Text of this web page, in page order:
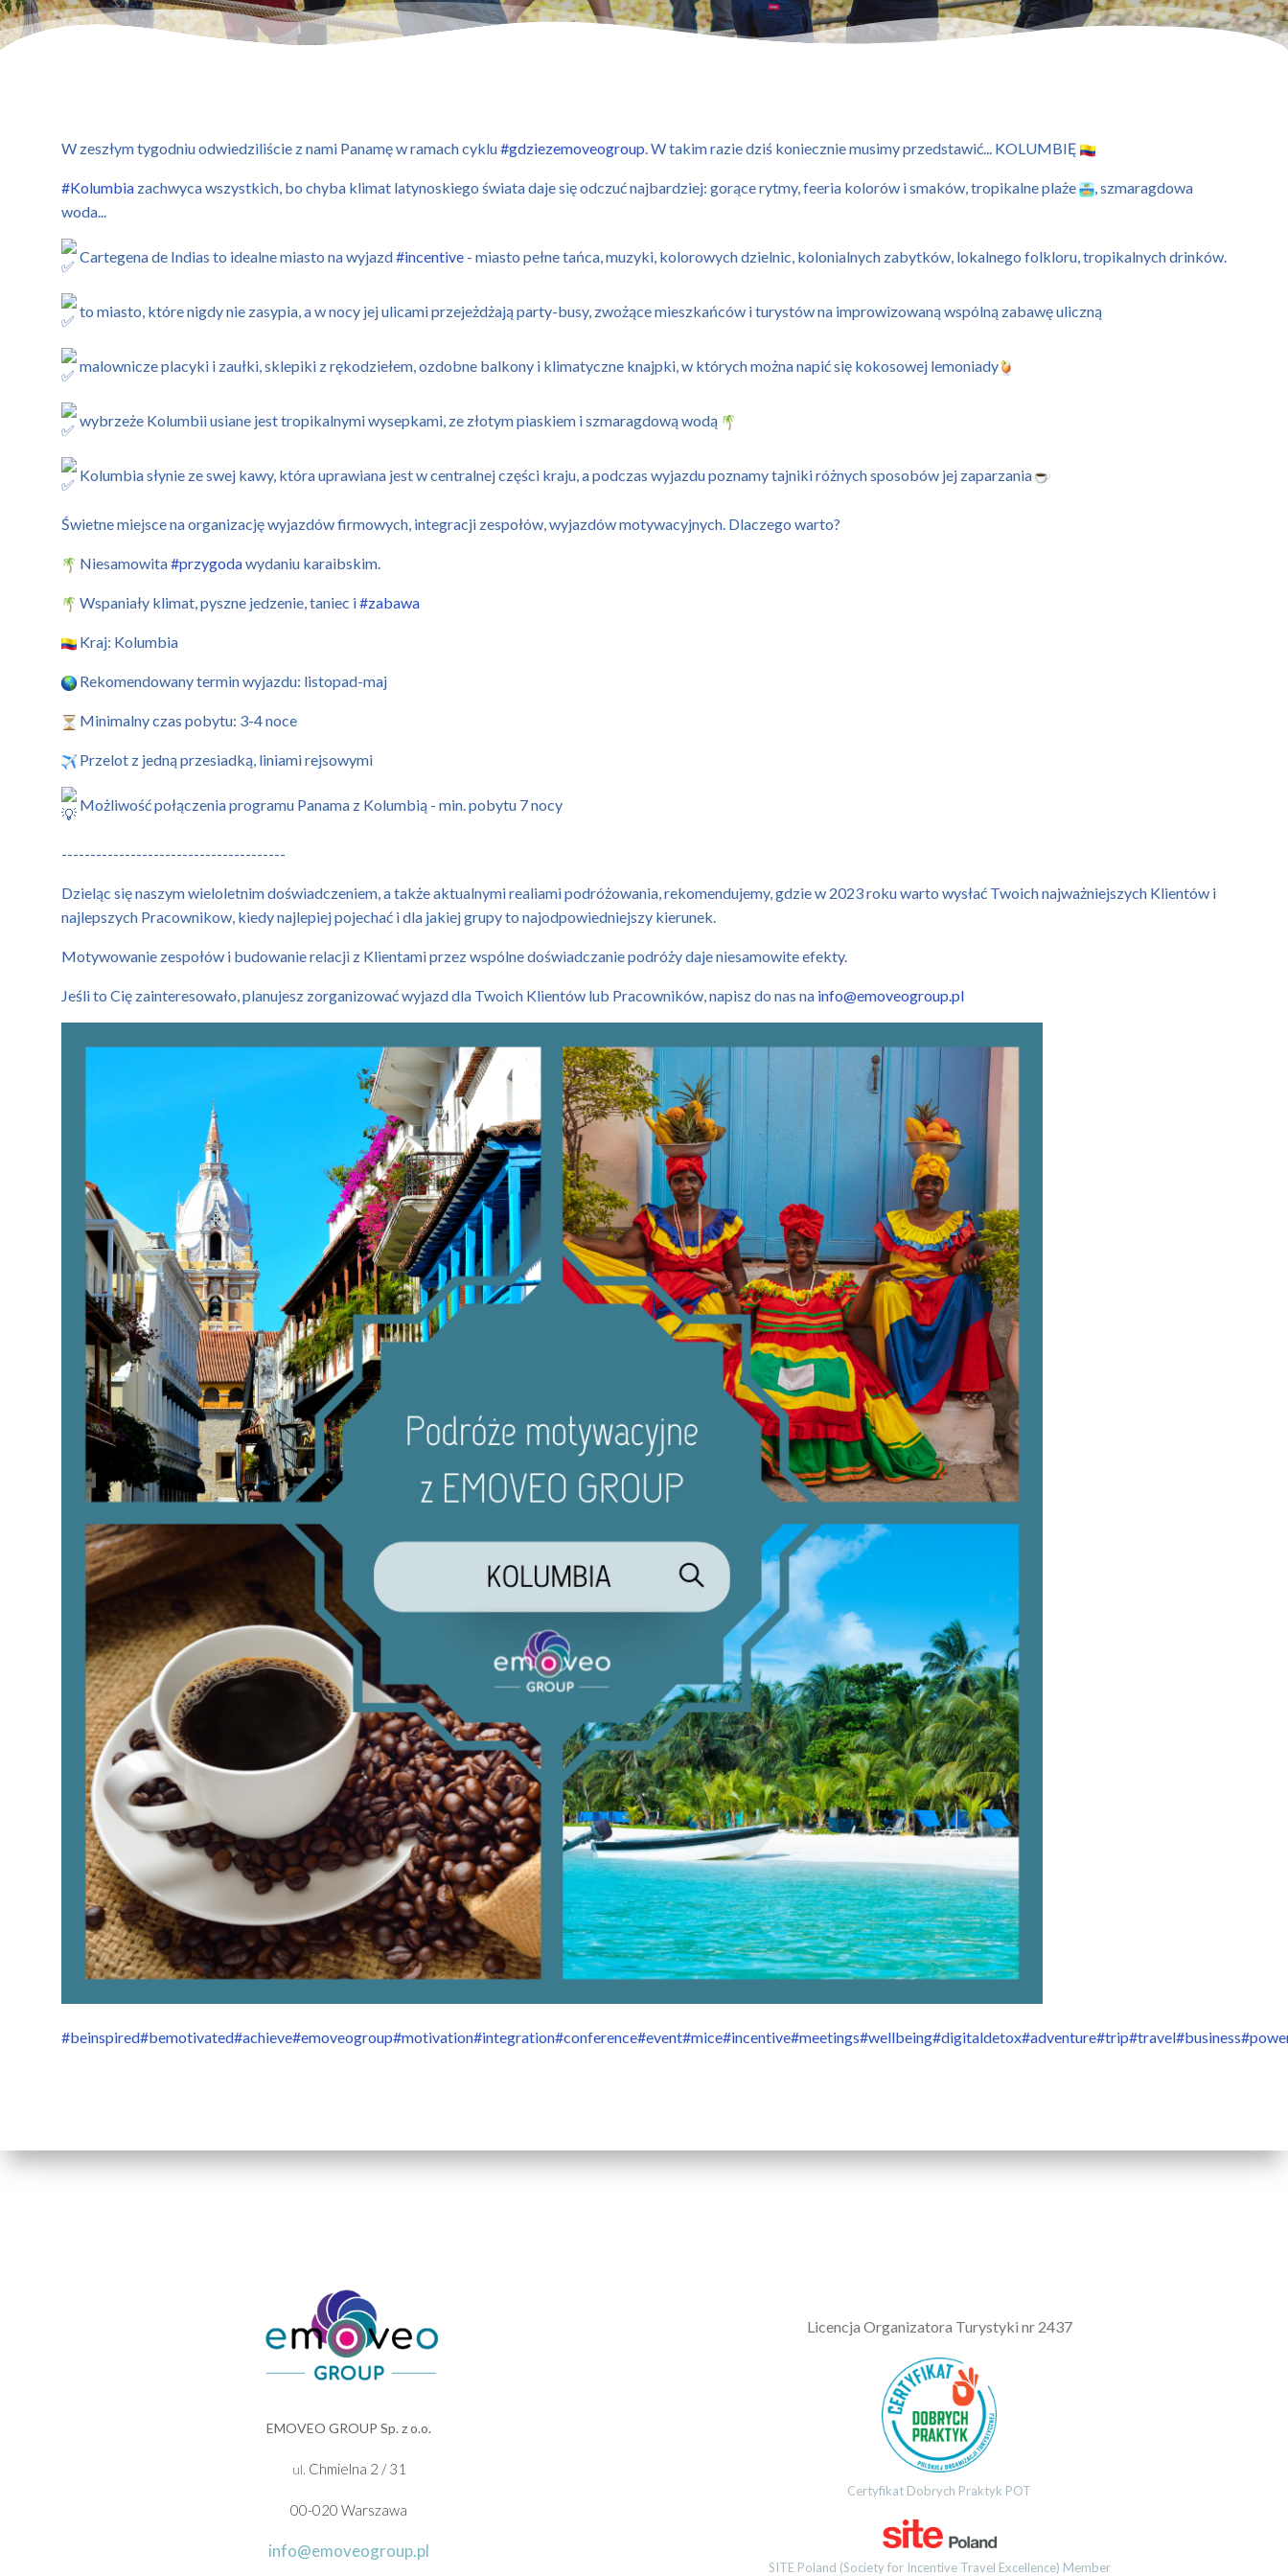
W zeszłym tygodniu odwiedziliście z nami Panamę w ramach cyklu#gdziezemoveogroup. W takim razie dziś koniecznie musimy przedstawić... KOLUMBIĘ
#Kolumbia zachwyca wszystkich, bo chyba klimat latynoskiego świata daje się odczuć najbardziej: gorące rytmy, feeria kolorów i smaków, tropikalne plaże
, szmaragdowa
woda...
Cartegena de Indias to idealne miasto na wyjazd#incentive - miasto pełne tańca, muzyki, kolorowych dzielnic, kolonialnych zabytków, lokalnego folkloru, tropikalnych drinków.
to miasto, które nigdy nie zasypia, a w nocy jej ulicami przejeżdżają party-busy, zwożące mieszkańców i turystów na improwizowaną wspólną zabawę uliczną
malownicze placyki i zaułki, sklepiki z rękodziełem, ozdobne balkony i klimatyczne knajpki, w których można napić się kokosowej lemoniady
wybrzeże Kolumbii usiane jest tropikalnymi wysepkami, ze złotym piaskiem i szmaragdową wodą
Kolumbia słynie ze swej kawy, która uprawiana jest w centralnej części kraju, a podczas wyjazdu poznamy tajniki różnych sposobów jej zaparzania
Świetne miejsce na organizację wyjazdów firmowych, integracji zespołów, wyjazdów motywacyjnych. Dlaczego warto?
Niesamowita#przygodawydaniu karaibskim.
Wspaniały klimat, pyszne jedzenie, taniec i#zabawa
Kraj: Kolumbia
Rekomendowany termin wyjazdu: listopad-maj
Minimalny czas pobytu: 3-4 noce
Przelot z jedną przesiadką, liniami rejsowymi
Możliwość połączenia programu Panama z Kolumbią - min. pobytu 7 nocy
---------------------------------------
Dzieląc się naszym wieloletnim doświadczeniem, a także aktualnymi realiami podróżowania, rekomendujemy, gdzie w 2023 roku warto wysłać Twoich najważniejszych Klientów i
najlepszych Pracownikow, kiedy najlepiej pojechać i dla jakiej grupy to najodpowiedniejszy kierunek.
Motywowanie zespołów i budowanie relacji z Klientami przez wspólne doświadczanie podróży daje niesamowite efekty.
Jeśli to Cię zainteresowało, planujesz zorganizować wyjazd dla Twoich Klientów lub Pracowników, napisz do nas na info@emoveogroup.pl
#beinspired#bemotivated#achieve#emoveogroup#motivation#integration#conference#event#mice#incentive#meetings#wellbeing#digitaldetox#adventure#trip#travel#business
EMOVEO GROUP Sp. z o.o.
ul. Chmielna 2 / 31
00-020 Warszawa
info@emoveogroup.pl
Licencja Organizatora Turystyki nr 2437
Certyfikat Dobrych Praktyk POT
SITE Poland (Society for Incentive Travel Excellence) Member